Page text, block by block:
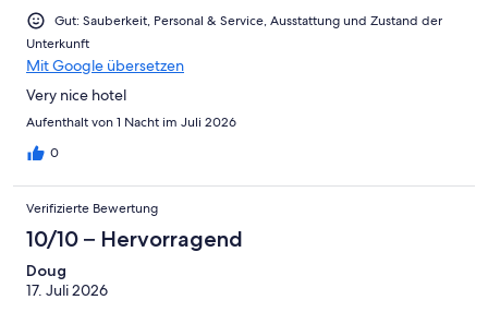
Ungenügend
Gut: Sauberkeit, Personal & Service, Ausstattung und Zustand der
Unterkunft
Mit Google übersetzen
Very nice hotel
Aufenthalt von 1 Nacht im Juli 2026
0
Verifizierte Bewertung
10/10 – Hervorragend
Doug
17. Juli 2026